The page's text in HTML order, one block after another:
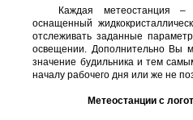
Каждая метеостанция
оснащенный
отслеживать заданные
освещении. Дополнительно Вы
значение будильника и тем
началу рабочего дня или же не
Метеостанции с